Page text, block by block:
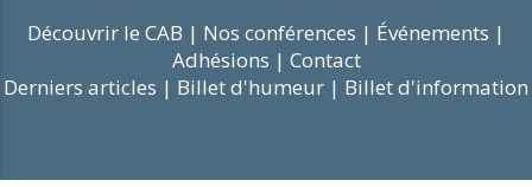
Découvrir le CAB | Nos conférences | Événements |
Adhésions | Contact
Derniers articles | Billet d'humeur | Billet d'information